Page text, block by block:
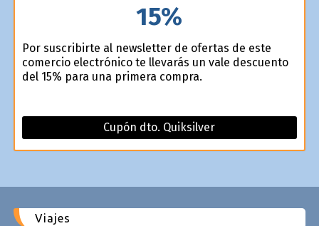
15%
Por suscribirte al newsletter de ofertas de este
comercio electrónico te llevarás un vale descuento
del 15% para una primera compra.
Cupón dto. Quiksilver
Viajes